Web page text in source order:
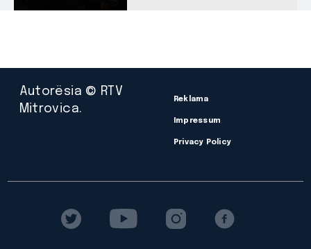
Autorësia © RTV
Mitrovica.
Reklama
Impressum
Privacy Policy